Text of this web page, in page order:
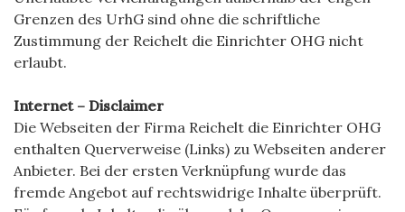
Grenzen des UrhG sind ohne die schriftliche
Zustimmung der Reichelt die Einrichter OHG nicht
erlaubt.
Internet – Disclaimer
Die Webseiten der Firma Reichelt die Einrichter OHG
enthalten Querverweise (Links) zu Webseiten anderer
Anbieter. Bei der ersten Verknüpfung wurde das
fremde Angebot auf rechtswidrige Inhalte überprüft.